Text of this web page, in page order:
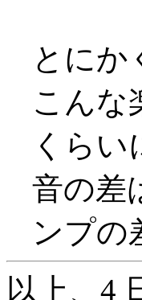
とにか
こんな
くら
音の差
ンプの
以上、4